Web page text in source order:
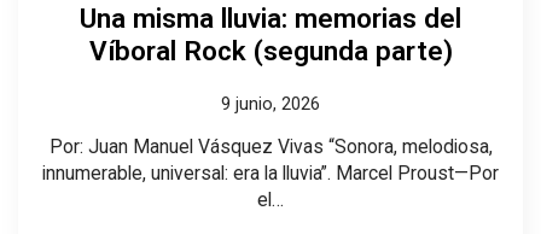
Una misma lluvia: memorias del
Víboral Rock (segunda parte)
9 junio, 2026
Por: Juan Manuel Vásquez Vivas “Sonora, melodiosa,
innumerable, universal: era la lluvia”. Marcel Proust—Por
el…